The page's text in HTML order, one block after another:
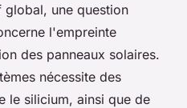
une question
l'empreinte
des panneaux solaires.
nécessite des
le silicium, ainsi que de